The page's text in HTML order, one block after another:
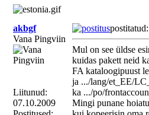
akbgf
Vana Pingviin
Liitunud:
07.10.2009
Mul on see üldse
kuidas pakett neid
FA kataloogipuust
ja .../lang/et_EE/
ka .../po/
Mingi punane